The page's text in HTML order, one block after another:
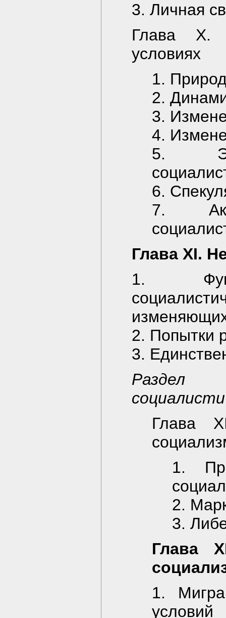
3. Личная
Глава X.
условиях
1.
2.
3.
4.
5.
6.
7.
Глава XI.
1.
2. Попытки
3.
Раздел
Глава
1.
2.
3.
Глава
1.
условий